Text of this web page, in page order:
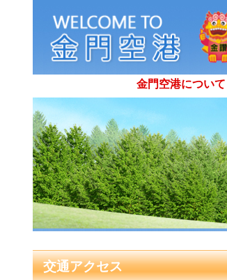
ツ
ブ
ロ
ッ
ク
に
ジ
ャ
ン
す
る
金門空港について
交通アクセス